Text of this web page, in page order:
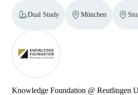
Dual Study München
Knowledge Foundation @ Reutlingen